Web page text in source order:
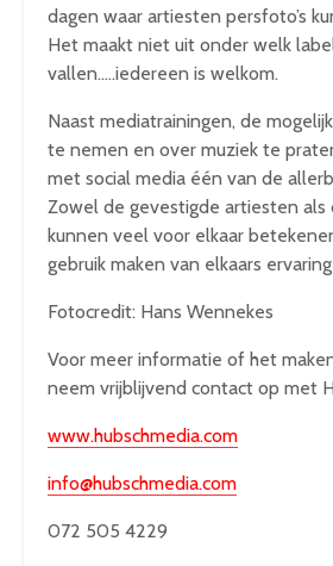
dagen waar artiesten persfoto’s
Het maakt niet uit onder welk
vallen…..iedereen is welkom.
Naast mediatrainingen, de
te nemen en over muziek te
met social media één van de
Zowel de gevestigde artiesten als
kunnen veel voor elkaar
gebruik maken van elkaars
Fotocredit: Hans Wennekes
Voor meer informatie of het
neem vrijblijvend contact op met
www.hubschmedia.com
info@hubschmedia.com
072 505 4229